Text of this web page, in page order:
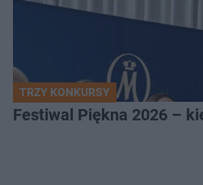
TRZY KONKURSY
Festiwal Piękna 2026 –